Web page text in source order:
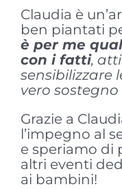
Claudia è
ben piantati
è per me
con i fatti,
sensibilizzare
vero
Grazie a
l’impegno al
e speriamo di
altri eventi
ai bambini!